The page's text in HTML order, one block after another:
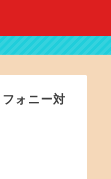
ォニー対